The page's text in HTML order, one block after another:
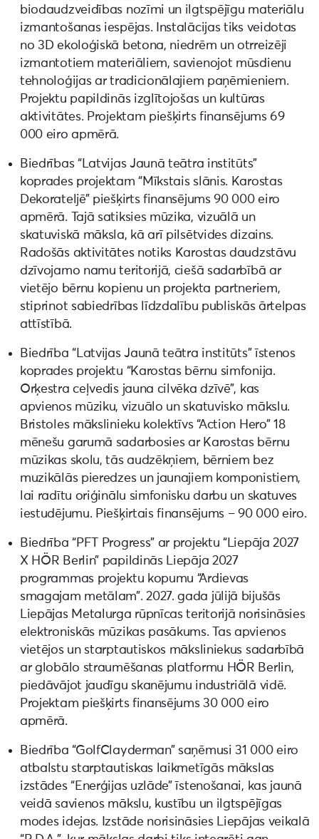
biodaudzveidības nozīmi un ilgtspējīgu materiālu
izmantošanas iespējas. Instalācijas tiks veidotas
no 3D ekoloģiskā betona, niedrēm un otrreizēji
izmantotiem materiāliem, savienojot mūsdienu
tehnoloģijas ar tradicionālajiem paņēmieniem.
Projektu papildinās izglītojošas un kultūras
aktivitātes. Projektam piešķirts finansējums 69
000 eiro apmērā.
Biedrības “Latvijas Jaunā teātra institūts”
koprades projektam “Mīkstais slānis. Karostas
Dekorateljē” piešķirts finansējums 90 000 eiro
apmērā. Tajā satiksies mūzika, vizuālā un
skatuviskā māksla, kā arī pilsētvides dizains.
Radošās aktivitātes notiks Karostas daudzstāvu
dzīvojamo namu teritorijā, ciešā sadarbībā ar
vietējo bērnu kopienu un projekta partneriem,
stiprinot sabiedrības līdzdalību publiskās ārtelpas
attīstībā.
Biedrība “Latvijas Jaunā teātra institūts” īstenos
koprades projektu “Karostas bērnu simfonija.
Orķestra ceļvedis jauna cilvēka dzīvē”, kas
apvienos mūziku, vizuālo un skatuvisko mākslu.
Bristoles mākslinieku kolektīvs “Action Hero” 18
mēnešu garumā sadarbosies ar Karostas bērnu
mūzikas skolu, tās audzēkņiem, bērniem bez
muzikālās pieredzes un jaunajiem komponistiem,
lai radītu oriģinālu simfonisku darbu un skatuves
iestudējumu. Piešķirtais finansējums – 90 000 eiro.
Biedrība “PFT Progress” ar projektu “Liepāja 2027
X HÖR Berlin” papildinās Liepāja 2027
programmas projektu kopumu “Ardievas
smagajam metālam”. 2027. gada jūlijā bijušās
Liepājas Metalurga rūpnīcas teritorijā norisināsies
elektroniskās mūzikas pasākums. Tas apvienos
vietējos un starptautiskos māksliniekus sadarbībā
ar globālo straumēšanas platformu HÖR Berlin,
piedāvājot jaudīgu skanējumu industriālā vidē.
Projektam piešķirts finansējums 30 000 eiro
apmērā.
Biedrība “GolfClayderman” saņēmusi 31 000 eiro
atbalstu starptautiskas laikmetīgās mākslas
izstādes “Enerģijas uzlāde” īstenošanai, kas jaunā
veidā savienos mākslu, kustību un ilgtspējīgas
modes idejas. Izstāde norisināsies Liepājas veikalā